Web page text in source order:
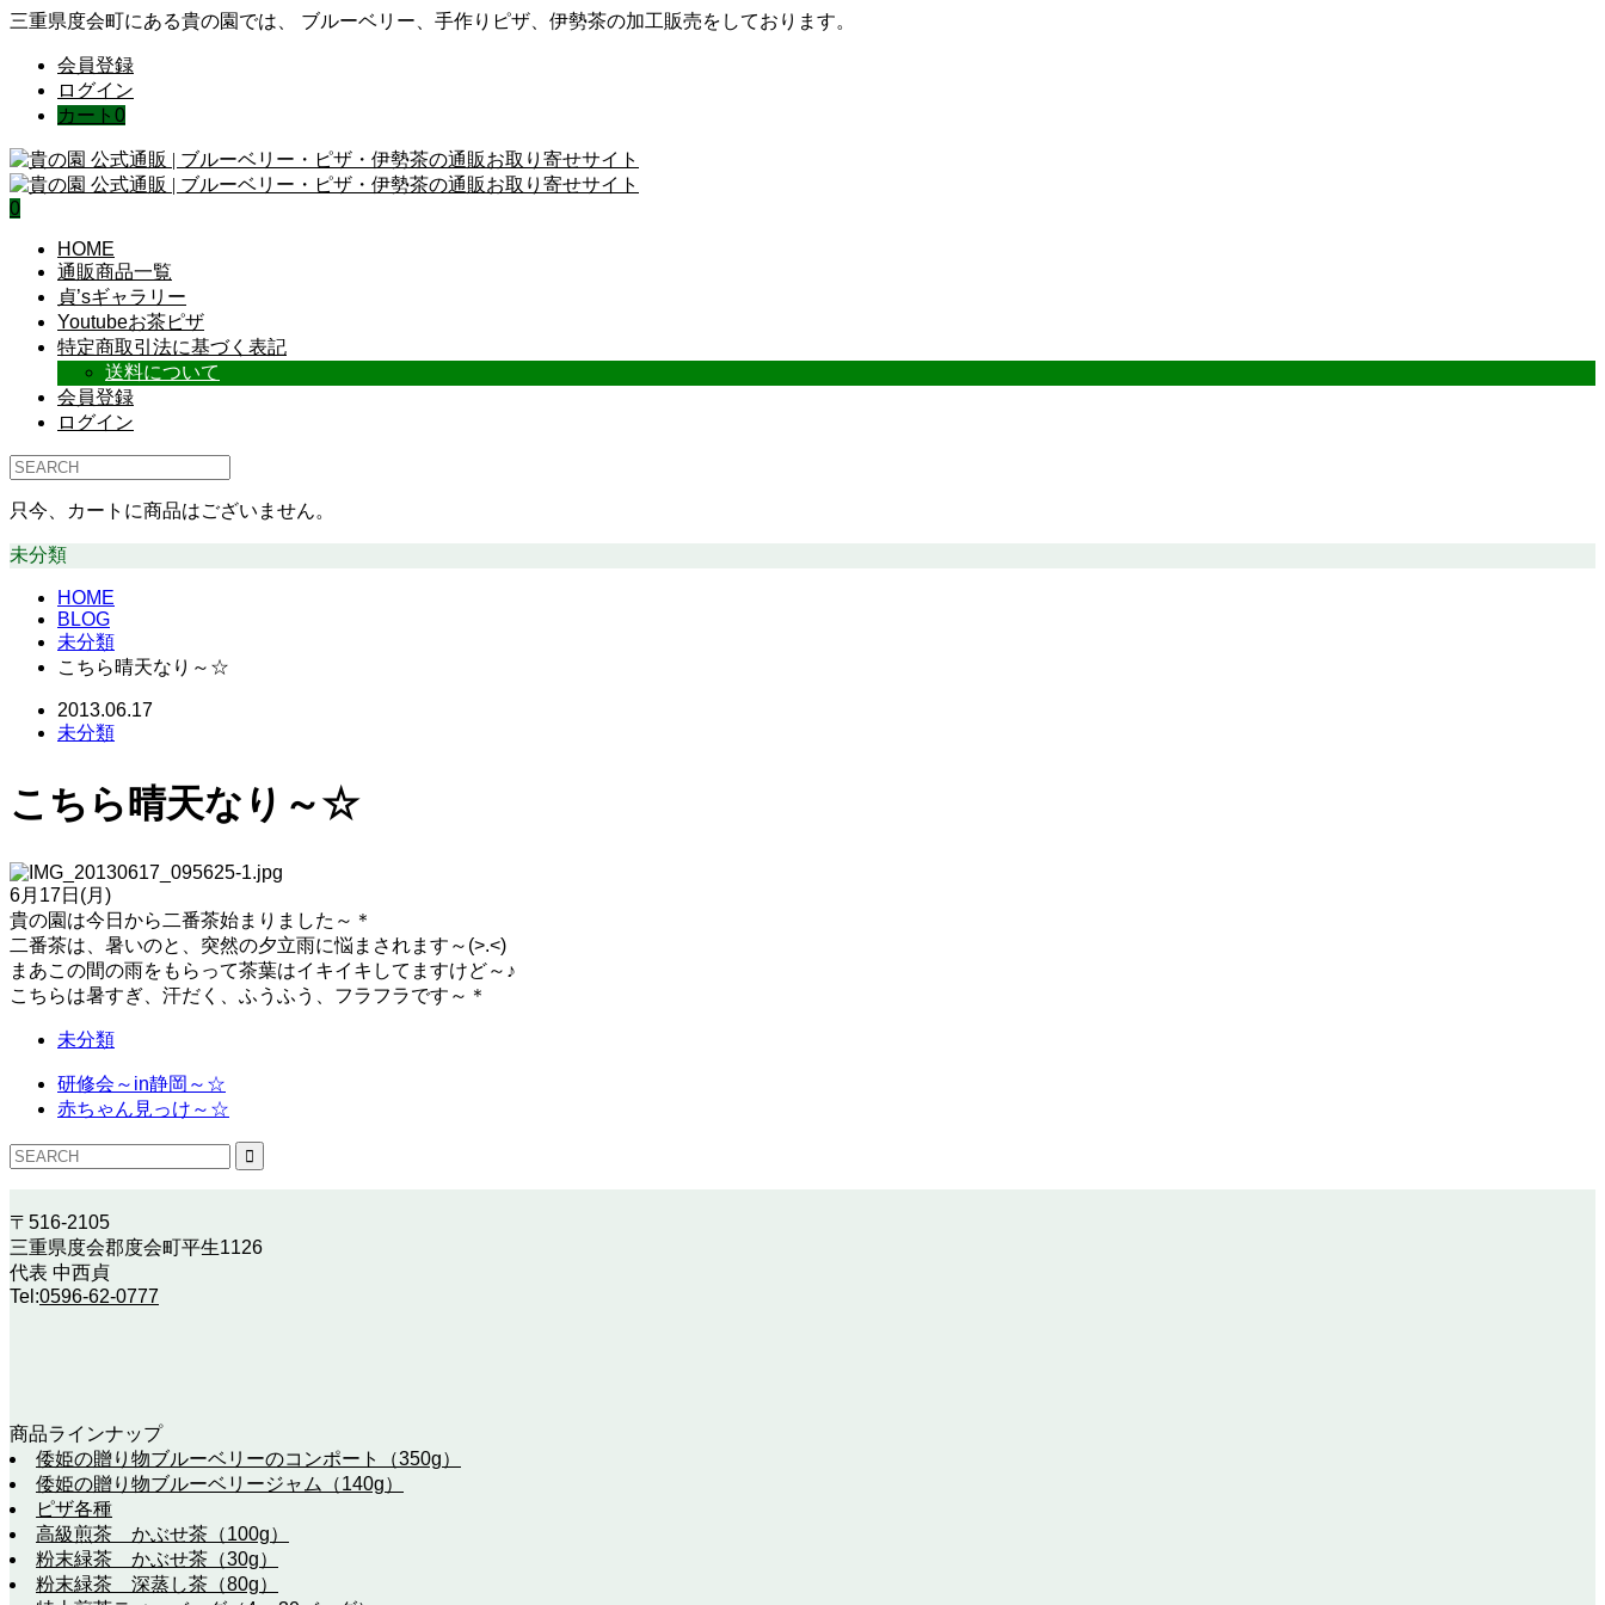
三重県度会町にある貴の園では、 ブルーベリー、手作りピザ、伊勢茶の加工販売をしております。
会員登録
ログイン
カート 0
0
HOME
通販商品一覧
貞’sギャラリー
Youtubeお茶ピザ
特定商取引法に基づく表記
送料について
会員登録
ログイン
只今、カートに商品はございません。
未分類
HOME
BLOG
未分類
こちら晴天なり～☆
2013.06.17
未分類
こちら晴天なり～☆
6月17日(月)
貴の園は今日から二番茶始まりました～＊
二番茶は、暑いのと、突然の夕立雨に悩まされます～(>.<)
まあこの間の雨をもらって茶葉はイキイキしてますけど～♪
こちらは暑すぎ、汗だく、ふうふう、フラフラです～＊
未分類
研修会～in静岡～☆
赤ちゃん見っけ～☆
〒516-2105
三重県度会郡度会町平生1126
代表 中西貞
Tel:0596-62-0777
商品ラインナップ
倭姫の贈り物ブルーベリーのコンポート（350g）
倭姫の贈り物ブルーベリージャム（140g）
ピザ各種
高級煎茶 かぶせ茶（100g）
粉末緑茶 かぶせ茶（30g）
粉末緑茶 深蒸し茶（80g）